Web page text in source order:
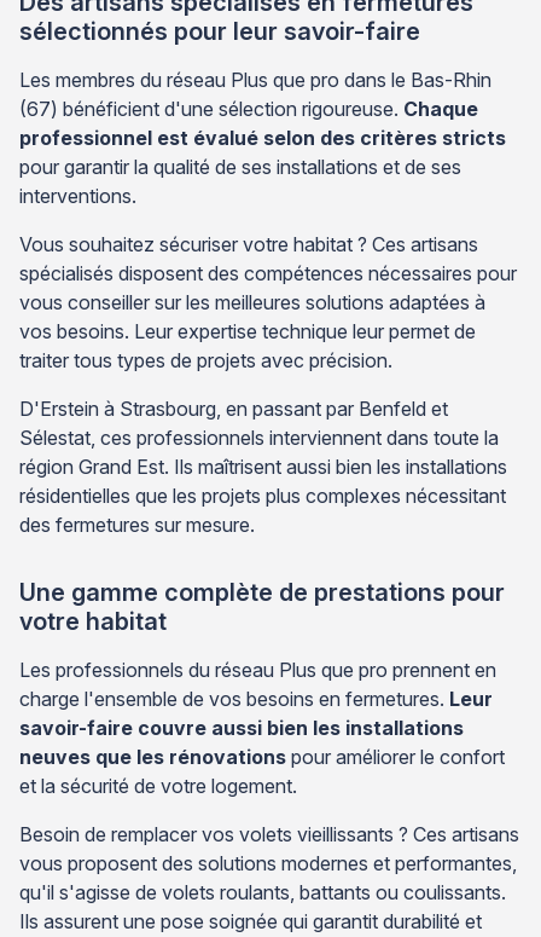
sélectionnés pour leur savoir-faire
Les membres du réseau Plus que pro dans le Bas-Rhin
(67) bénéficient d'une sélection rigoureuse. Chaque
professionnel est évalué selon des critères stricts
pour garantir la qualité de ses installations et de ses
interventions.
Vous souhaitez sécuriser votre habitat ? Ces artisans
spécialisés disposent des compétences nécessaires pour
vous conseiller sur les meilleures solutions adaptées à
vos besoins. Leur expertise technique leur permet de
traiter tous types de projets avec précision.
D'Erstein à Strasbourg, en passant par Benfeld et
Sélestat, ces professionnels interviennent dans toute la
région Grand Est. Ils maîtrisent aussi bien les installations
résidentielles que les projets plus complexes nécessitant
des fermetures sur mesure.
Une gamme complète de prestations pour
votre habitat
Les professionnels du réseau Plus que pro prennent en
charge l'ensemble de vos besoins en fermetures. Leur
savoir-faire couvre aussi bien les installations
neuves que les rénovations pour améliorer le confort
et la sécurité de votre logement.
Besoin de remplacer vos volets vieillissants ? Ces artisans
vous proposent des solutions modernes et performantes,
qu'il s'agisse de volets roulants, battants ou coulissants.
Ils assurent une pose soignée qui garantit durabilité et